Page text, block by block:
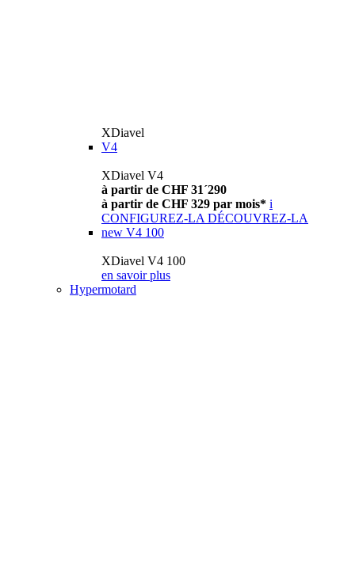
XDiavel
V4
XDiavel V4
à partir de CHF 31´290
à partir de CHF 329 par mois* i
CONFIGUREZ-LA DÉCOUVREZ-LA
new V4 100
XDiavel V4 100
en savoir plus
Hypermotard